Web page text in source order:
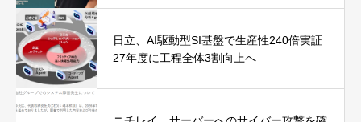
日立、AI駆動型SI基盤で生産性240倍実証
27年度に工程全体3割向上へ